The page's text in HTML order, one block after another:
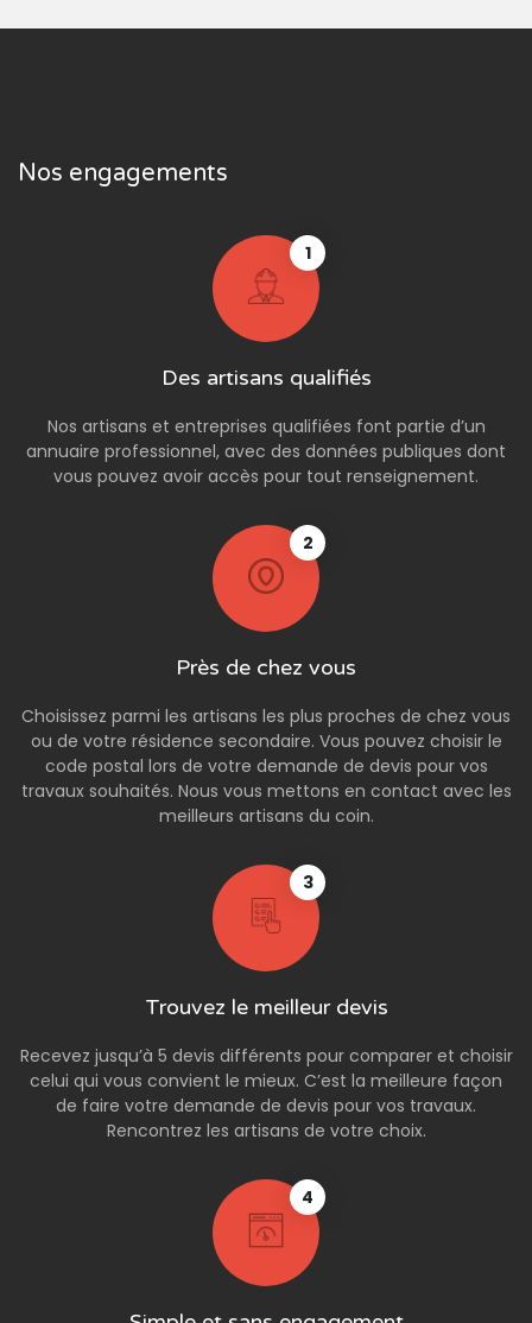
Nos engagements
1
Des artisans qualifiés
Nos artisans et entreprises qualifiées font partie d’un
annuaire professionnel, avec des données publiques dont
vous pouvez avoir accès pour tout renseignement.
2
Près de chez vous
Choisissez parmi les artisans les plus proches de chez vous
ou de votre résidence secondaire. Vous pouvez choisir le
code postal lors de votre demande de devis pour vos
travaux souhaités. Nous vous mettons en contact avec les
meilleurs artisans du coin.
3
Trouvez le meilleur devis
Recevez jusqu’à 5 devis différents pour comparer et choisir
celui qui vous convient le mieux. C’est la meilleure façon
de faire votre demande de devis pour vos travaux.
Rencontrez les artisans de votre choix.
4